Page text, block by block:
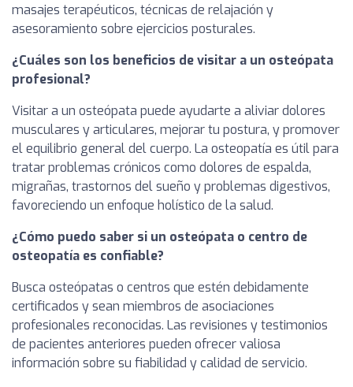
masajes terapéuticos, técnicas de relajación y
asesoramiento sobre ejercicios posturales.
¿Cuáles son los beneficios de visitar a un osteópata
profesional?
Visitar a un osteópata puede ayudarte a aliviar dolores
musculares y articulares, mejorar tu postura, y promover
el equilibrio general del cuerpo. La osteopatía es útil para
tratar problemas crónicos como dolores de espalda,
migrañas, trastornos del sueño y problemas digestivos,
favoreciendo un enfoque holístico de la salud.
¿Cómo puedo saber si un osteópata o centro de
osteopatía es confiable?
Busca osteópatas o centros que estén debidamente
certificados y sean miembros de asociaciones
profesionales reconocidas. Las revisiones y testimonios
de pacientes anteriores pueden ofrecer valiosa
información sobre su fiabilidad y calidad de servicio.